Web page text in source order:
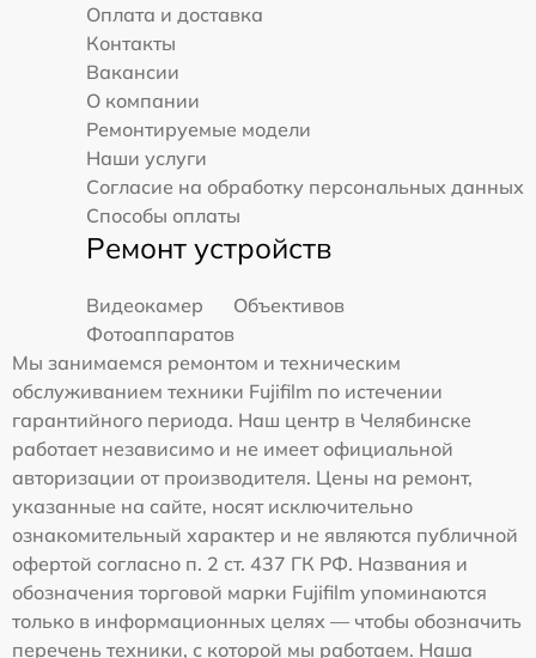
Оплата и доставка
Контакты
Вакансии
О компании
Ремонтируемые модели
Наши услуги
Согласие на обработку персональных данных
Способы оплаты
Ремонт устройств
Видеокамер
Объективов
Фотоаппаратов
Мы занимаемся ремонтом и техническим
обслуживанием техники Fujifilm по истечении
гарантийного периода. Наш центр в Челябинске
работает независимо и не имеет официальной
авторизации от производителя. Цены на ремонт,
указанные на сайте, носят исключительно
ознакомительный характер и не являются публичной
офертой согласно п. 2 ст. 437 ГК РФ. Названия и
обозначения торговой марки Fujifilm упоминаются
только в информационных целях — чтобы обозначить
перечень техники, с которой мы работаем. Наша